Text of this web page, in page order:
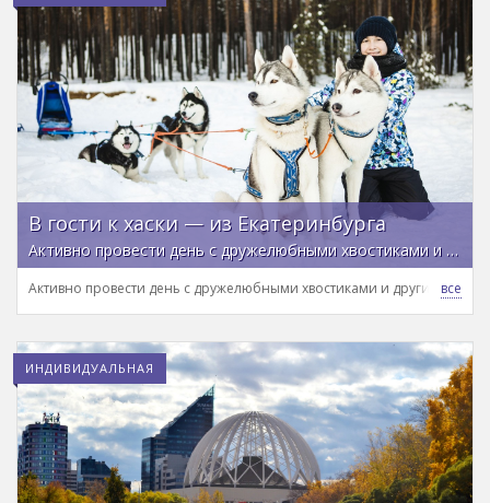
В гости к хаски — из Екатеринбурга
Активно провести день с дружелюбными хвостиками и другими обитателями питомника
Активно провести день с дружелюбными хвостиками и другими
ИНДИВИДУАЛЬНАЯ